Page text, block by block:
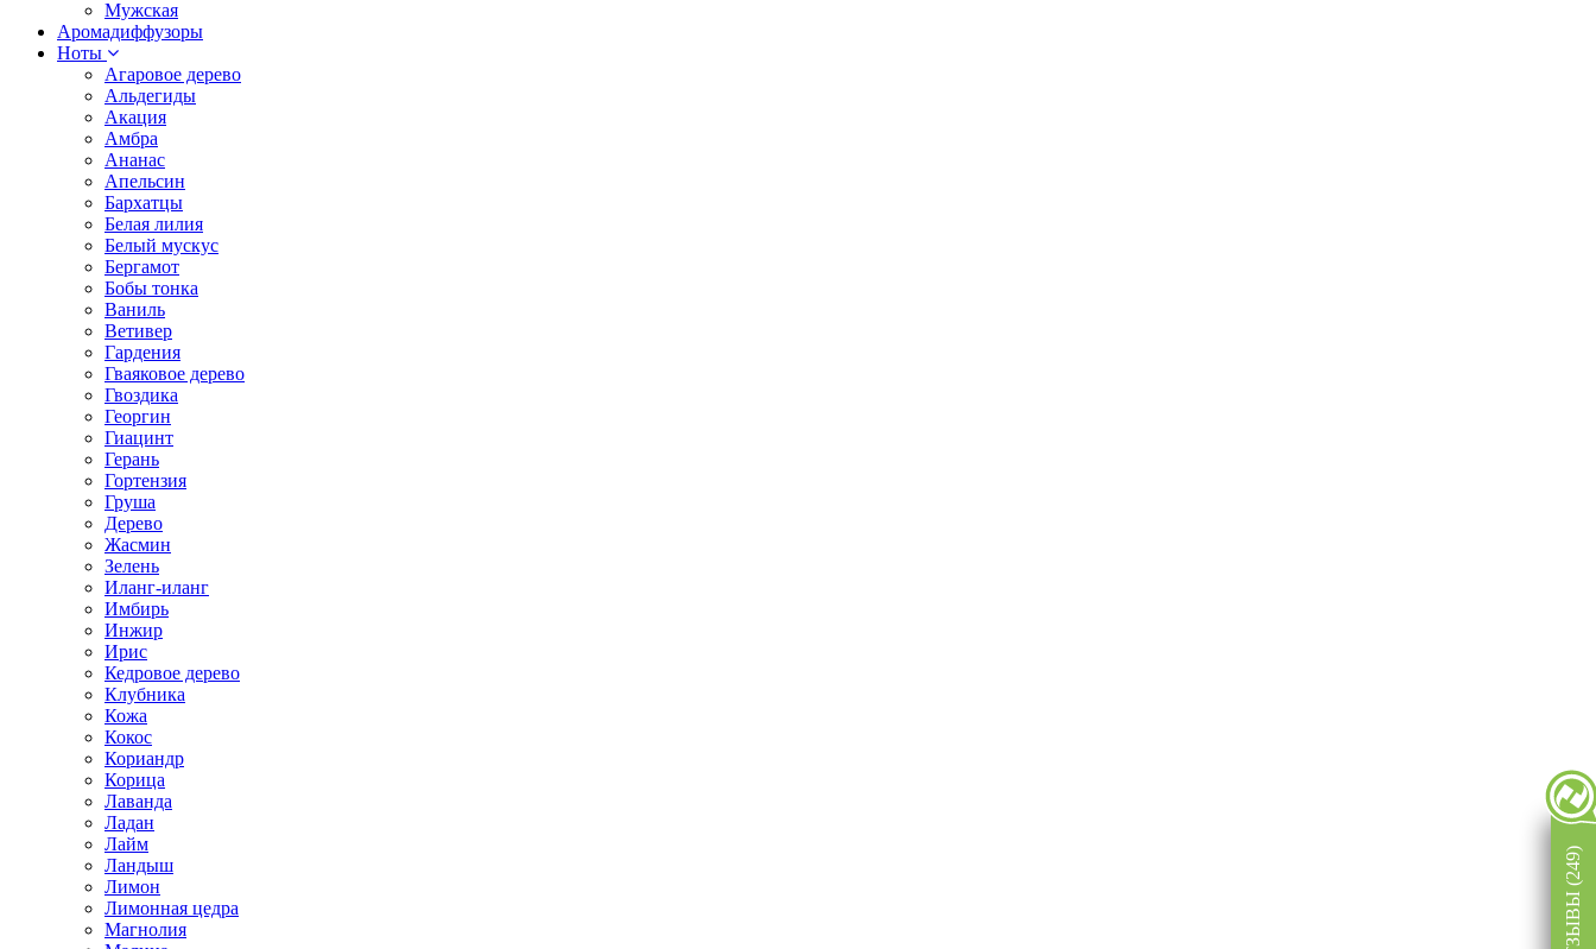
Мужская
Аромадиффузоры
Ноты
Агаровое дерево
Альдегиды
Акация
Амбра
Ананас
Апельсин
Бархатцы
Белая лилия
Белый мускус
Бергамот
Бобы тонка
Ваниль
Ветивер
Гардения
Гваяковое дерево
Гвоздика
Георгин
Гиацинт
Герань
Гортензия
Груша
Дерево
Жасмин
Зелень
Иланг-иланг
Имбирь
Инжир
Ирис
Кедровое дерево
Клубника
Кожа
Кокос
Кориандр
Корица
Лаванда
Ладан
Лайм
Ландыш
Лимон
Лимонная цедра
Магнолия
ОТЗЫВЫ (249)